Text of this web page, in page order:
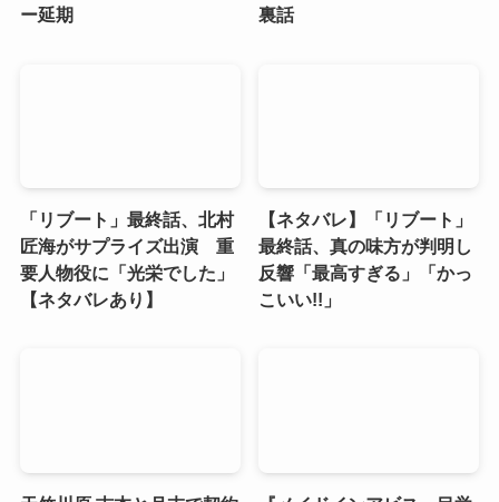
ー延期
裏話
「リブート」最終話、北村
匠海がサプライズ出演 重
要人物役に「光栄でした」
【ネタバレあり】
【ネタバレ】「リブート」
最終話、真の味方が判明し
反響「最高すぎる」「かっ
こいい!!」